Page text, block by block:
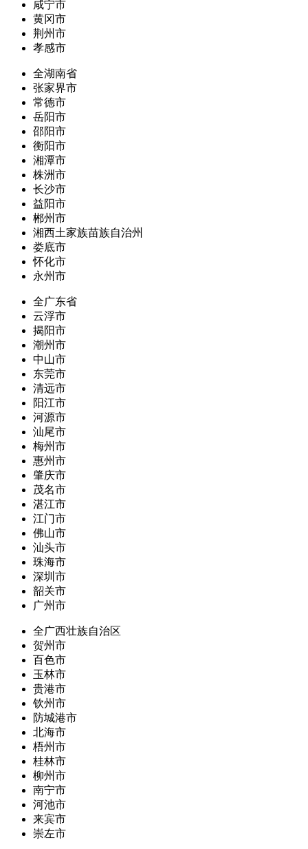
咸宁市
黄冈市
荆州市
孝感市
全湖南省
张家界市
常德市
岳阳市
邵阳市
衡阳市
湘潭市
株洲市
长沙市
益阳市
郴州市
湘西土家族苗族自治州
娄底市
怀化市
永州市
全广东省
云浮市
揭阳市
潮州市
中山市
东莞市
清远市
阳江市
河源市
汕尾市
梅州市
惠州市
肇庆市
茂名市
湛江市
江门市
佛山市
汕头市
珠海市
深圳市
韶关市
广州市
全广西壮族自治区
贺州市
百色市
玉林市
贵港市
钦州市
防城港市
北海市
梧州市
桂林市
柳州市
南宁市
河池市
来宾市
崇左市